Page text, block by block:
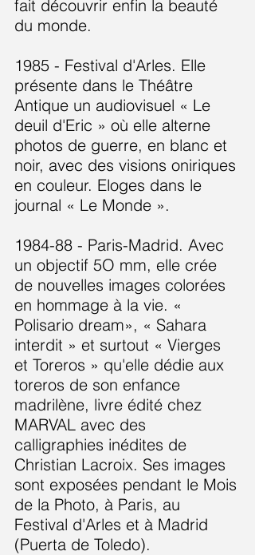
fait découvrir enfin la beauté
du monde.
1985 - Festival d'Arles. Elle
présente dans le Théâtre
Antique un audiovisuel « Le
deuil d'Eric » où elle alterne
photos de guerre, en blanc et
noir, avec des visions oniriques
en couleur. Eloges dans le
journal « Le Monde ».
1984-88 - Paris-Madrid. Avec
un objectif 5O mm, elle crée
de nouvelles images colorées
en hommage à la vie. «
Polisario dream», « Sahara
interdit » et surtout « Vierges
et Toreros » qu'elle dédie aux
toreros de son enfance
madrilène, livre édité chez
MARVAL avec des
calligraphies inédites de
Christian Lacroix. Ses images
sont exposées pendant le Mois
de la Photo, à Paris, au
Festival d'Arles et à Madrid
(Puerta de Toledo).